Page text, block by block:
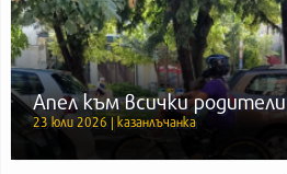
Апел към всички родители
23 юли 2026 | казанлъчанка